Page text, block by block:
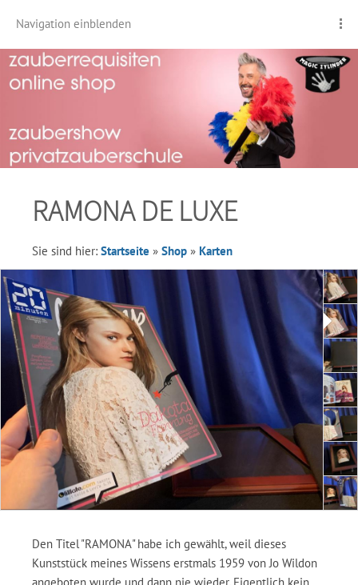
Navigation einblenden
RAMONA DE LUXE
Sie sind hier: Startseite » Shop » Karten
Den Titel "RAMONA" habe ich gewählt, weil dieses
Kunststück meines Wissens erstmals 1959 von Jo Wildon